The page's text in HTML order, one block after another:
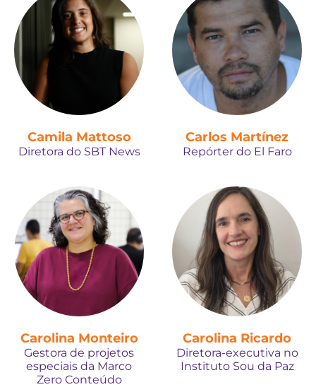
Camila Mattoso
Diretora do SBT News
Carlos Martínez
Repórter do El Faro
Carolina Monteiro
Gestora de projetos
especiais da Marco
Zero Conteúdo
Carolina Ricardo
Diretora-executiva no
Instituto Sou da Paz